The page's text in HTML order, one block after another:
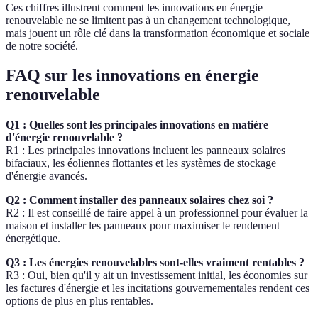
Ces chiffres illustrent comment les innovations en énergie
renouvelable ne se limitent pas à un changement technologique,
mais jouent un rôle clé dans la transformation économique et sociale
de notre société.
FAQ sur les innovations en énergie
renouvelable
Q1 : Quelles sont les principales innovations en matière
d'énergie renouvelable ?
R1 : Les principales innovations incluent les panneaux solaires
bifaciaux, les éoliennes flottantes et les systèmes de stockage
d'énergie avancés.
Q2 : Comment installer des panneaux solaires chez soi ?
R2 : Il est conseillé de faire appel à un professionnel pour évaluer la
maison et installer les panneaux pour maximiser le rendement
énergétique.
Q3 : Les énergies renouvelables sont-elles vraiment rentables ?
R3 : Oui, bien qu'il y ait un investissement initial, les économies sur
les factures d'énergie et les incitations gouvernementales rendent ces
options de plus en plus rentables.